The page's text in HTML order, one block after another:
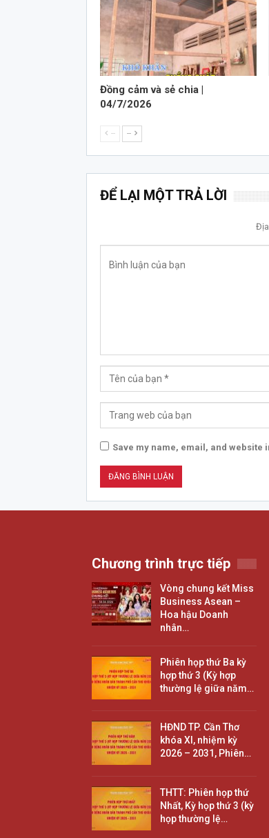
Đồng cảm và sẻ chia |
04/7/2026
-- --
ĐỂ LẠI MỘT TRẢ LỜI
Save my name, email, and
Chương trình trực tiếp
Vòng chung kết Miss
Business Asean –
Hoa hậu Doanh
nhân…
Phiên họp thứ Ba kỳ
hợp thứ 3 (Kỳ hợp
thường lệ giữa năm…
HĐND TP. Cần Thơ
khóa XI, nhiệm kỳ
2026 – 2031, Phiên…
THTT: Phiên họp thứ
Nhất, Kỳ họp thứ 3 (kỳ
họp thường lệ…